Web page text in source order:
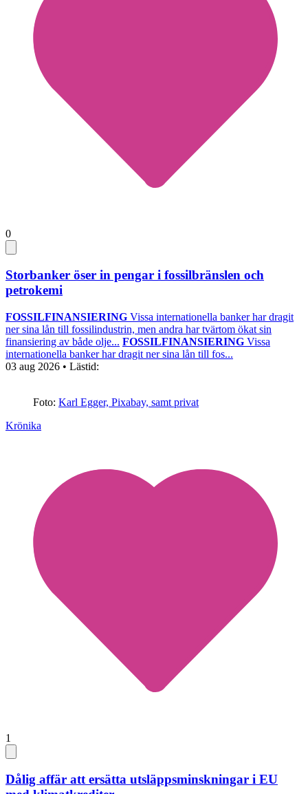
0
Storbanker öser in pengar i fossilbränslen och
petrokemi
FOSSILFINANSIERING Vissa internationella banker har dragit
ner sina lån till fossilindustrin, men andra har tvärtom ökat sin
finansiering av både olje... FOSSILFINANSIERING Vissa
internationella banker har dragit ner sina lån till fos...
03 aug 2026 • Lästid:
Foto: Karl Egger, Pixabay, samt privat
Krönika
1
Dålig affär att ersätta utsläppsminskningar i EU